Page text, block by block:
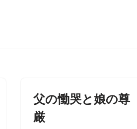
父の慟哭と娘の尊
厳